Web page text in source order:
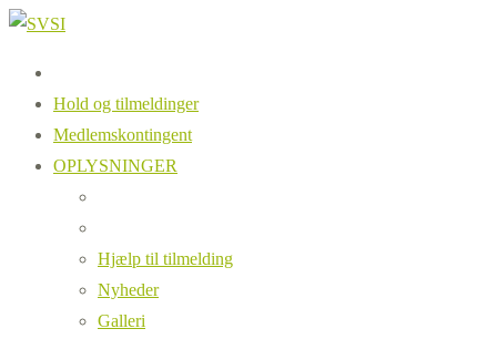
Hold og tilmeldinger
Medlemskontingent
OPLYSNINGER
Hjælp til tilmelding
Nyheder
Galleri